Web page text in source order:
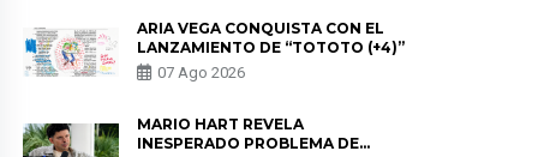
ARIA VEGA CONQUISTA CON EL
LANZAMIENTO DE “TOTOTO (+4)”
07 Ago 2026
MARIO HART REVELA
INESPERADO PROBLEMA DE